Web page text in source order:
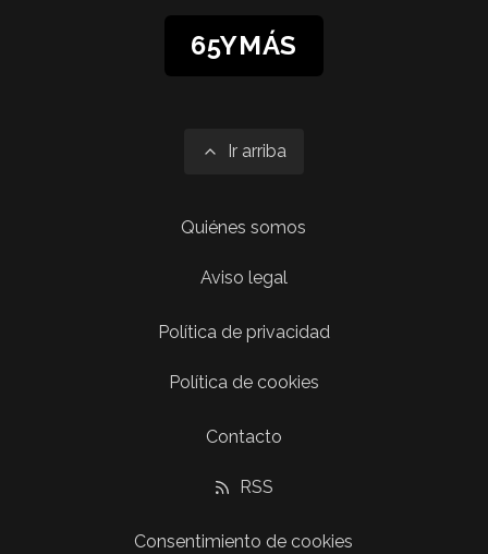
65YMÁS
Ir arriba
Quiénes somos
Aviso legal
Política de privacidad
Política de cookies
Contacto
RSS
Consentimiento de cookies